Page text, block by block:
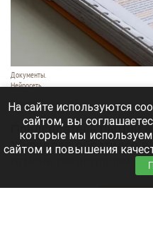
Документы.
Нейросеть
7 августа 2026 в 20:35
Председатель партии
Журавлев обратился в
отмене регистрации
«Яблока» на выборах в
На сайте используются
сайтом, вы
которые мы
сайтом и повышения